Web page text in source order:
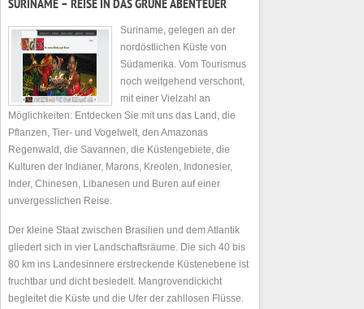
SURINAME – REISE IN DAS GRÜNE ABENTEUER
Suriname, gelegen an der
nordöstlichen Küste von
Südamerika. Vom Tourismus
noch weitgehend verschont,
mit einer Vielzahl an
Möglichkeiten: Entdecken Sie mit uns das Land, die
Pflanzen, Tier- und Vogelwelt, den Amazonas
Regenwald, die Savannen, die Küstengebiete, die
Kulturen der Indianer, Marons, Kreolen, Indonesier,
Inder, Chinesen, Libanesen und Buren auf einer
unvergesslichen Reise.
Der kleine Staat zwischen Brasilien und dem Atlantik
gliedert sich in vier Landschaftsräume. Die sich 40 bis
80 km ins Landesinnere erstreckende Küstenebene ist
fruchtbar und dicht besiedelt. Mangrovendickicht
begleitet die Küste und die Ufer der zahllosen Flüsse.